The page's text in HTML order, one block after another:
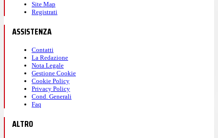
Site Map
Registrati
ASSISTENZA
Contatti
La Redazione
Nota Legale
Gestione Cookie
Cookie Policy
Privacy Policy
Cond. Generali
Faq
ALTRO